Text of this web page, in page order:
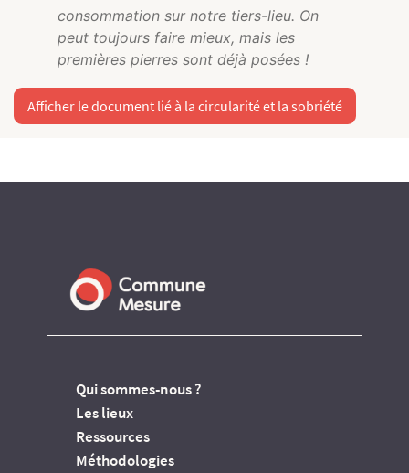
consommation sur notre tiers-lieu. On
peut toujours faire mieux, mais les
premières pierres sont déjà posées !
Afficher le document lié à la circularité et la sobriété
Qui sommes-nous ?
Les lieux
Ressources
Méthodologies